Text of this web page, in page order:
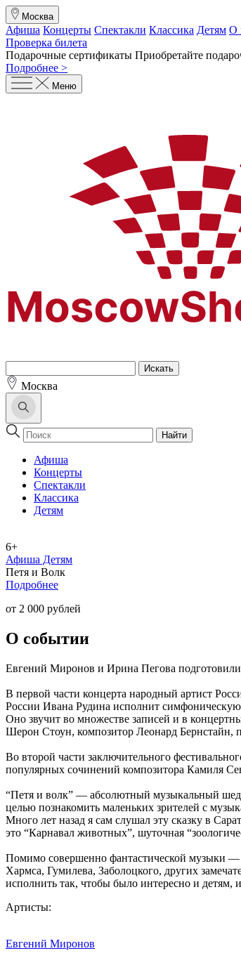
Москва
Афиша Концерты Спектакли Классика Детям О
Проверка билета
Подарочные сертификаты Приобретайте
Подробнее >
Меню
Москва
Найти
Афиша
Концерты
Спектакли
Классика
Детям
6+
Афиша Детям
Петя и Волк
Подробнее
от 2 000 рублей
О событии
Евгений Миронов и Ирина Пегова
В первой части концерта народный артист
России Ивана Рудина исполнит
Оно звучит во множестве записей и в
Шерон Стоун, композитор Леонард Бернстайн,
Во второй части заключительного
популярных сочинений композитора Камиля
“Петя и волк” — абсолютный музыкальный
целью познакомить маленьких зрителей с
Много лет назад я сам слушал эту сказку в
это “Карнавал животных”, шуточная
Помимо совершенно фантастической музыки —
Хармса, Гумилева, Заболоцкого, других
исполнить так, чтобы было интересно и
Артисты:
Евгений Миронов